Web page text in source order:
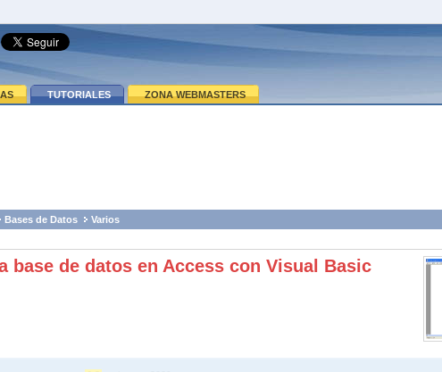
TUTORIALES ZONA WEBMASTERS
Bases de Datos Varios
base de datos en Access con Visual Basic